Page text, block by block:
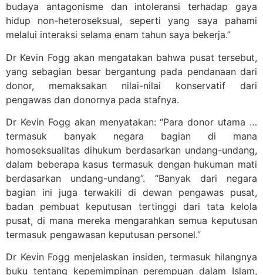
budaya antagonisme dan intoleransi terhadap gaya
hidup non-heteroseksual, seperti yang saya pahami
melalui interaksi selama enam tahun saya bekerja.”
Dr Kevin Fogg akan mengatakan bahwa pusat tersebut,
yang sebagian besar bergantung pada pendanaan dari
donor, memaksakan nilai-nilai konservatif dari
pengawas dan donornya pada stafnya.
Dr Kevin Fogg akan menyatakan: “Para donor utama …
termasuk banyak negara bagian di mana
homoseksualitas dihukum berdasarkan undang-undang,
dalam beberapa kasus termasuk dengan hukuman mati
berdasarkan undang-undang”. “Banyak dari negara
bagian ini juga terwakili di dewan pengawas pusat,
badan pembuat keputusan tertinggi dari tata kelola
pusat, di mana mereka mengarahkan semua keputusan
termasuk pengawasan keputusan personel.”
Dr Kevin Fogg menjelaskan insiden, termasuk hilangnya
buku tentang kepemimpinan perempuan dalam Islam,